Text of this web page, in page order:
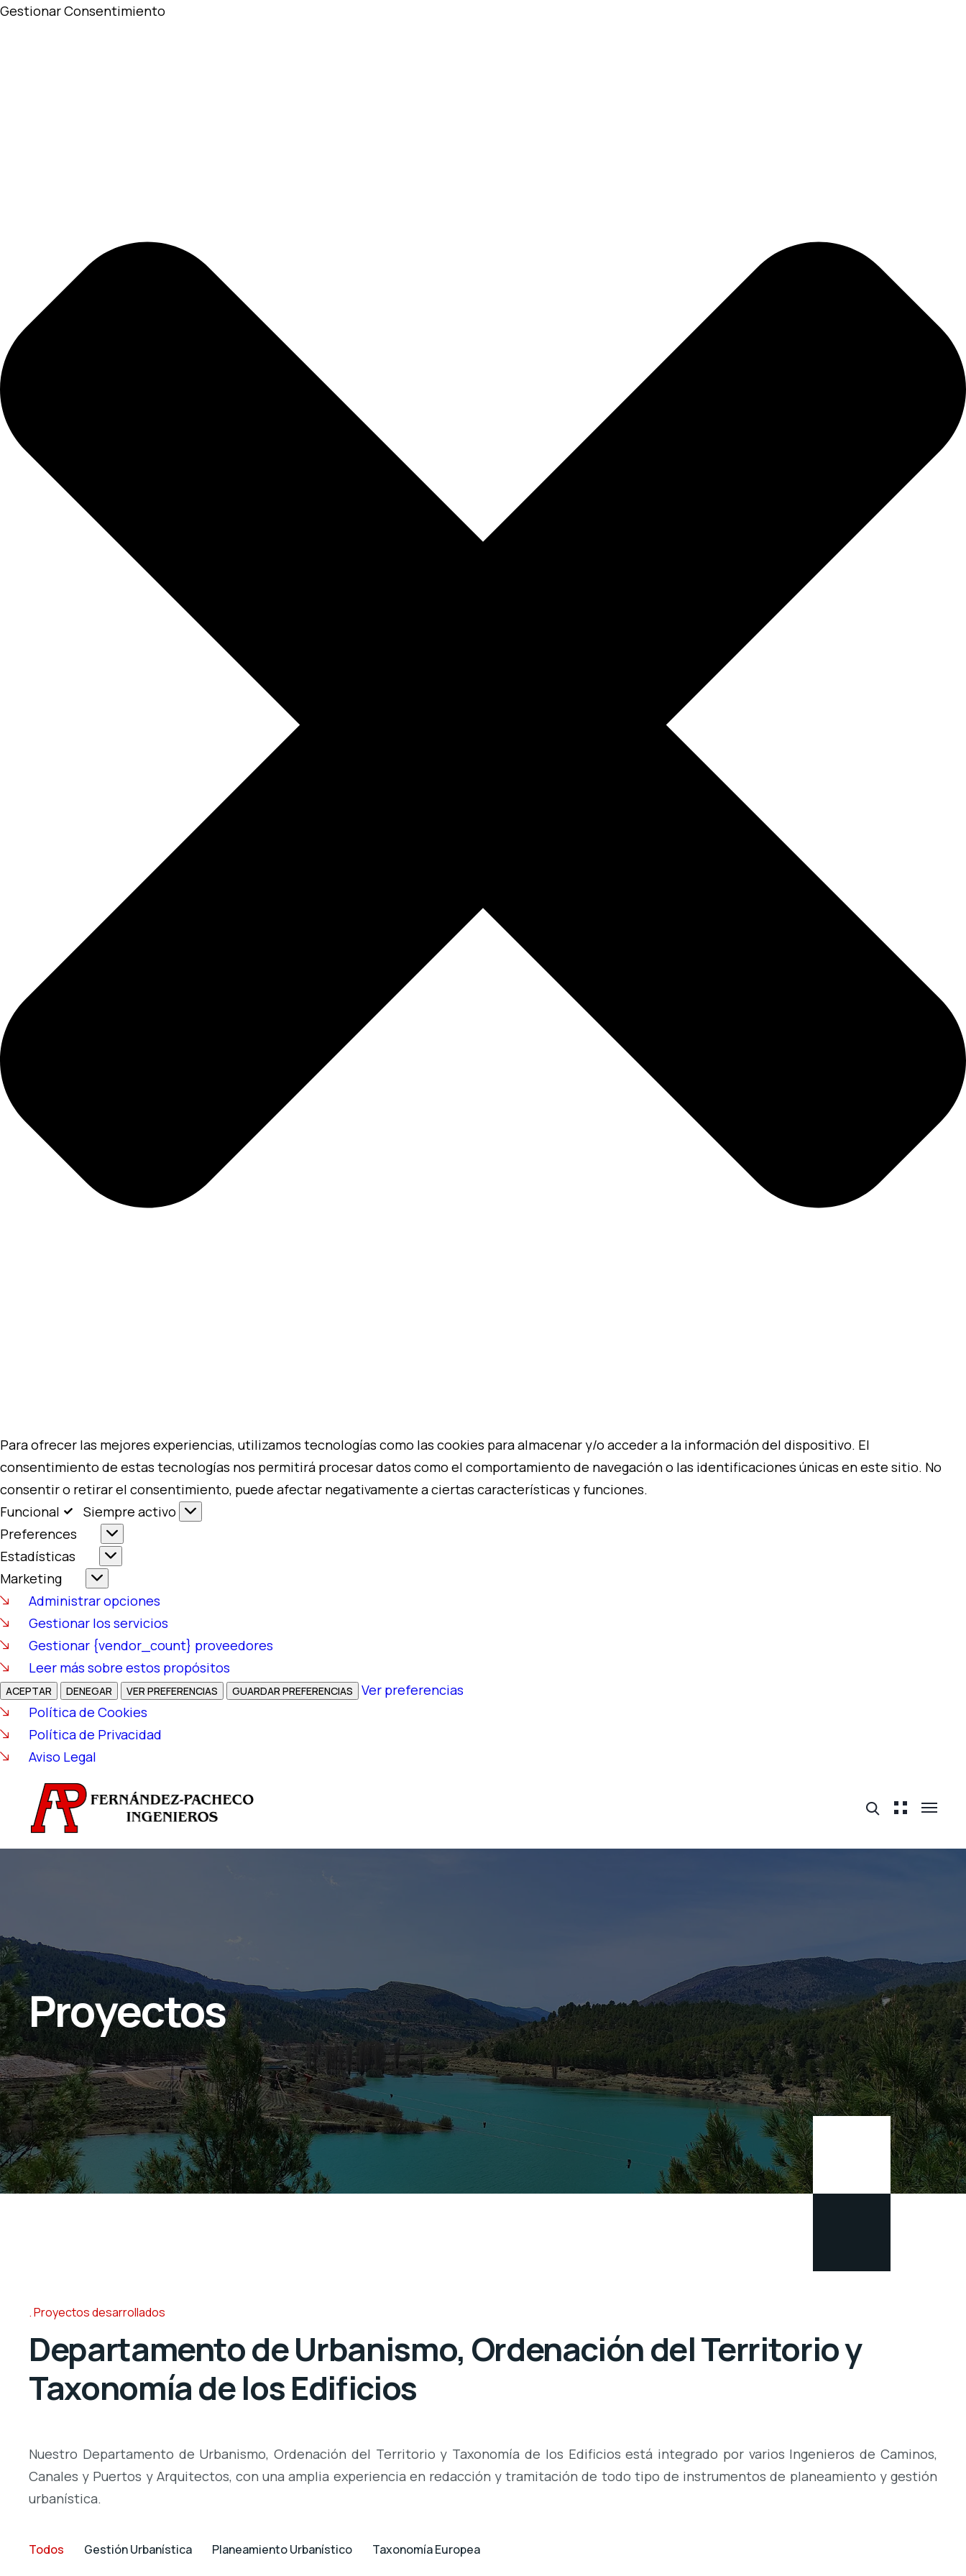
Gestionar Consentimiento
Para ofrecer las mejores experiencias, utilizamos tecnologías como las cookies para almacenar y/o acceder a la información del dispositivo. El
consentimiento de estas tecnologías nos permitirá procesar datos como el comportamiento de navegación o las identificaciones únicas en este sitio. No
consentir o retirar el consentimiento, puede afectar negativamente a ciertas características y funciones.
Funcional
Siempre activo
Preferences
Estadísticas
Marketing
Administrar opciones
Gestionar los servicios
Gestionar {vendor_count} proveedores
Leer más sobre estos propósitos
ACEPTAR DENEGAR VER PREFERENCIAS GUARDAR PREFERENCIAS
Ver preferencias
Política de Cookies
Política de Privacidad
Aviso Legal
Proyectos
Proyectos desarrollados
Departamento de Urbanismo, Ordenación del Territorio y
Taxonomía de los Edificios
Nuestro Departamento de Urbanismo, Ordenación del Territorio y Taxonomía de los Edificios está integrado por varios Ingenieros de Caminos,
Canales y Puertos y Arquitectos, con una amplia experiencia en redacción y tramitación de todo tipo de instrumentos de planeamiento y gestión
urbanística.
Todos Gestión Urbanística Planeamiento Urbanístico Taxonomía Europea